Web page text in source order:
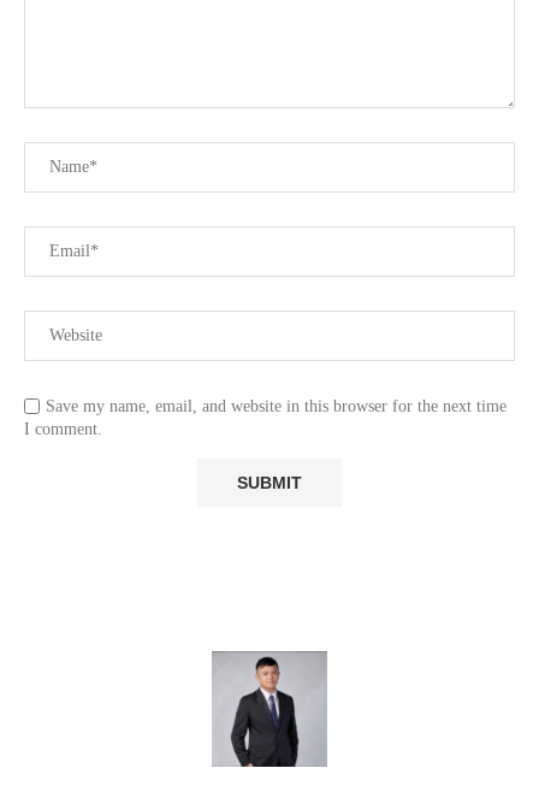
Save my name, email, and website in this browser for the next time
I comment.